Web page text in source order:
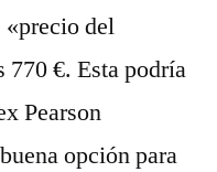
del
770 €. Esta podría
Pearson
opción para